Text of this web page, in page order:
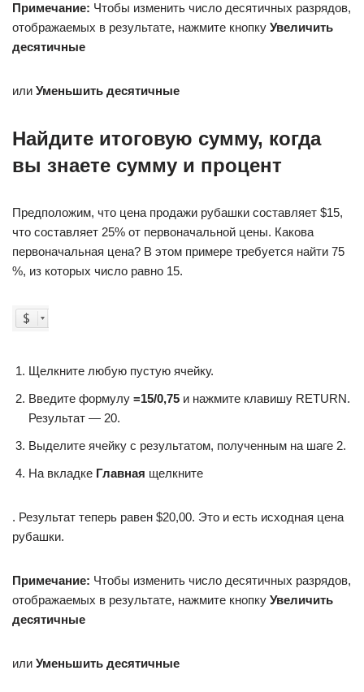
Примечание: Чтобы изменить число десятичных разрядов,
отображаемых в результате, нажмите кнопку Увеличить
десятичные
или Уменьшить десятичные
Найдите итоговую сумму, когда
вы знаете сумму и процент
Предположим, что цена продажи рубашки составляет $15,
что составляет 25% от первоначальной цены. Какова
первоначальная цена? В этом примере требуется найти 75
%, из которых число равно 15.
Щелкните любую пустую ячейку.
Введите формулу =15/0,75 и нажмите клавишу RETURN.
Результат — 20.
Выделите ячейку с результатом, полученным на шаге 2.
На вкладке Главная щелкните
. Результат теперь равен $20,00. Это и есть исходная цена
рубашки.
Примечание: Чтобы изменить число десятичных разрядов,
отображаемых в результате, нажмите кнопку Увеличить
десятичные
или Уменьшить десятичные